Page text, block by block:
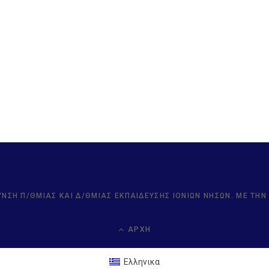
Π/ΘΜΙΑΣ ΚΑΙ Δ/ΘΜΙΑΣ ΕΚΠΑΊΔΕΥΣΗΣ ΙΟΝΊΩΝ ΝΉΣΩΝ. ΜΕ
ΑΡΧΉ
Ελληνικα